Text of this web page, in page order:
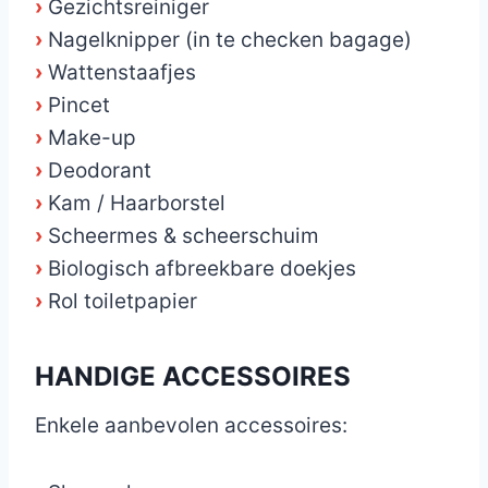
› Gezichtsreiniger
› Nagelknipper (in te checken bagage)
› Wattenstaafjes
› Pincet
› Make-up
› Deodorant
› Kam / Haarborstel
› Scheermes & scheerschuim
› Biologisch afbreekbare doekjes
› Rol toiletpapier
HANDIGE ACCESSOIRES
Enkele aanbevolen accessoires: